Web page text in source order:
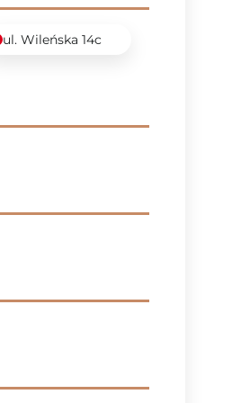
ul. Wileńska 14c